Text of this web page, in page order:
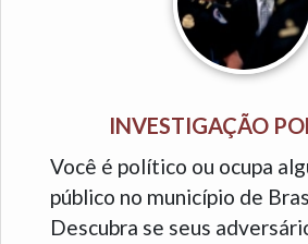
INVESTIGAÇÃO
Você é político ou ocupa
público no município de
Descubra se seus